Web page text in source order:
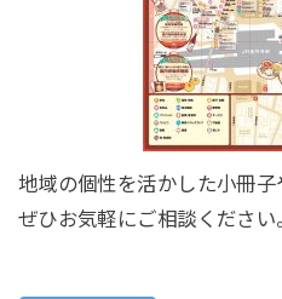
地域の個性を活かした小冊
ぜひお気軽にご相談ください